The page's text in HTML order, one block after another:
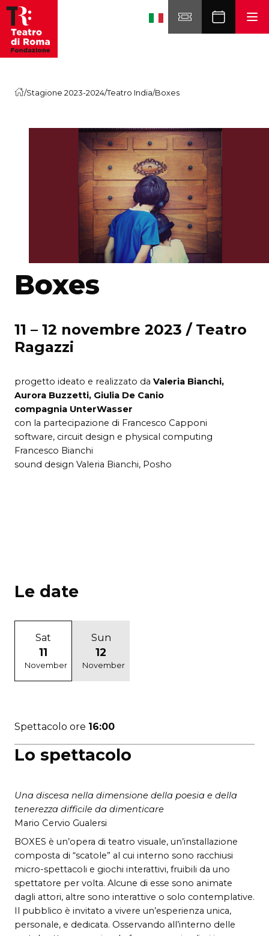
Skip to content
/Stagione 2023-2024/Teatro India/Boxes
Boxes
11 – 12 novembre 2023 / Teatro
Ragazzi
progetto ideato e realizzato da Valeria Bianchi,
Aurora Buzzetti, Giulia De Canio
compagnia UnterWasser
con la partecipazione di Francesco Capponi
software, circuit design e physical computing
Francesco Bianchi
sound design Valeria Bianchi, Posho
Lo spettacolo
Una discesa nella dimensione della poesia e della
tenerezza difficile da dimenticare
Mario Cervio Gualersi
BOXES è un’opera di teatro visuale, un’installazione
composta di “scatole” al cui interno sono racchiusi
micro-spettacoli e giochi interattivi, fruibili da uno
spettatore per volta. Alcune di esse sono animate
dagli attori, altre sono interattive o solo contemplative.
Il pubblico è invitato a vivere un’esperienza unica,
personale, e dedicata. Osservando all’interno delle
Le date
Sat
11
November
Sun
12
November
Spettacolo ore 16:00